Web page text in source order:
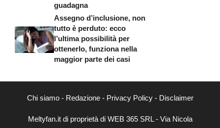
guadagna
Assegno d’inclusione, non
tutto è perduto: ecco
l’ultima possibilità per
ottenerlo, funziona nella
maggior parte dei casi
Chi siamo- Redazione- Privacy Policy- Disclaimer
Meltyfan.it di proprietà di WEB 365 SRL - Via Nicola